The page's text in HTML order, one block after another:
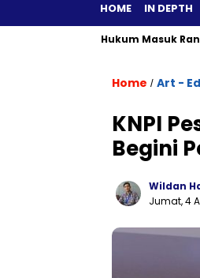
HOME IN DEPTH
Praktisi Hukum Masuk Ranah
Home / Art -
KNPI
Begini
Wildan
Jumat, 4